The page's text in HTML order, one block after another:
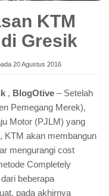
KTM
Gresik
20 Agustus 2016
, BlogOtive – Setelah
Pemegang Merek),
Motor (PJLM) yang
KTM akan membangun
mengurangi cost
Completely
beberapa
pada akhirnya